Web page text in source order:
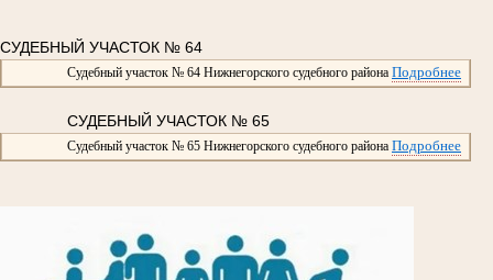
СУДЕБНЫЙ УЧАСТОК № 64
Судебный участок № 64 Нижнегорского судебного района Подробнее
СУДЕБНЫЙ УЧАСТОК № 65
Судебный участок № 65 Нижнегорского судебного района Подробнее